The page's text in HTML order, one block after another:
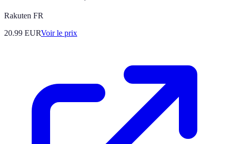
Rakuten FR
20.99 EURVoir le prix